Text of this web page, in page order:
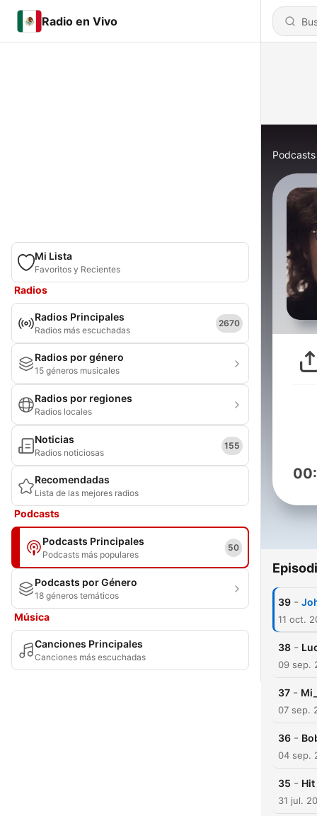
Radio en Vivo
Mi Lista
Favoritos y Recientes
Radios
Radios Principales
Radios más escuchadas
2670
Radios por género
15 géneros musicales
Radios por regiones
Radios locales
Noticias
Radios noticiosas
155
Recomendadas
Lista de las mejores radios
Podcasts
Podcasts Principales
Podcasts más populares
50
Podcasts por Género
18 géneros temáticos
Música
Canciones Principales
Canciones más escuchadas
Podcasts
39 -
11 oct.
38 -
09 sep.
37 -
07 sep.
36 -
04 sep.
35 -
31 jul.